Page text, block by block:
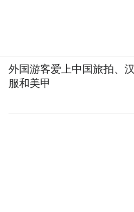
外国游客爱上中国旅拍、汉
服和美甲